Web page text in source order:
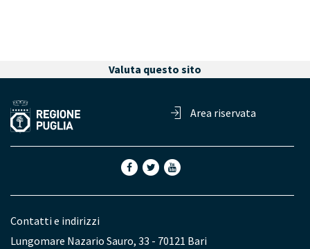
Valuta questo sito
Area riservata
Contatti e indirizzi
Lungomare Nazario Sauro, 33 - 70121 Bari